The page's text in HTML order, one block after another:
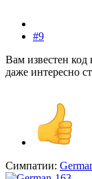
#9
Вам известен
даже интересно
Симпатии: